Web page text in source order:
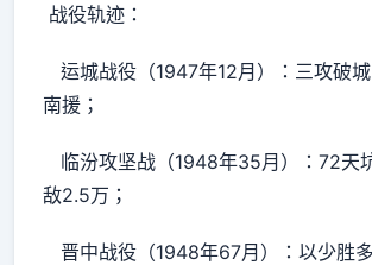
战役轨迹：
运城战役（1947年12月）：三攻破
南援；
临汾攻坚战（1948年35月）：72天
敌2.5万；
晋中战役（1948年67月）：以少胜